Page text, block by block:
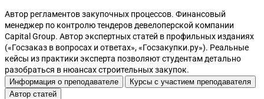
Автор регламентов закупочных процессов. Финансовый
менеджер по контролю тендеров девелоперской компании
Capital Group. Автор экспертных статей в профильных изданиях
(«Госзаказ в вопросах и ответах», «Госзакупки.ру»). Реальные
кейсы из практики эксперта позволяют студентам детально
разобраться в нюансах строительных закупок.
Информация о преподавателе
Курсы с участием преподавателя
Автор статей